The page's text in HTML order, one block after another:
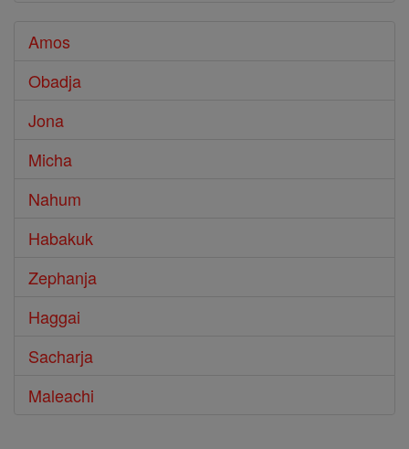
Amos
Obadja
Jona
Micha
Nahum
Habakuk
Zephanja
Haggai
Sacharja
Maleachi